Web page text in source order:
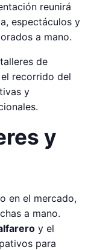
reunirá
espectáculos y
a mano.
de
recorrido del
y
y
en el mercado,
a mano.
y el
para